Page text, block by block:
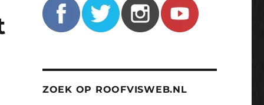
ZOEK OP ROOFVISWEB.NL